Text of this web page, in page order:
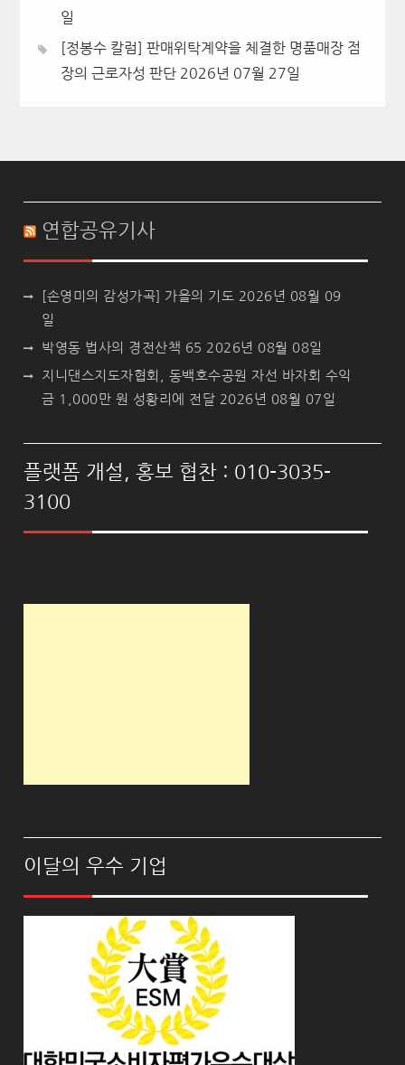
일
[정봉수 칼럼] 판매위탁계약을 체결한 명품매장 점
장의 근로자성 판단 2026년 07월 27일
연합공유기사
[손영미의 감성가곡] 가을의 기도 2026년 08월 09
일
박영동 법사의 경전산책 65 2026년 08월 08일
지니댄스지도자협회, 동백호수공원 자선 바자회 수익
금 1,000만 원 성황리에 전달 2026년 08월 07일
플랫폼 개설, 홍보 협찬 : 010-3035-
3100
이달의 우수 기업